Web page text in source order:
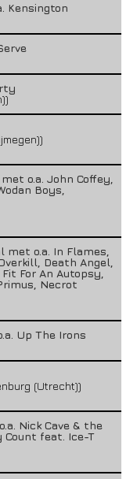
Kensington
o.a. John Coffey,
Boys,
o.a. In Flames,
Death Angel,
For An Autopsy,
Necrot
Up The Irons
(Utrecht))
Nick Cave & the
Count feat. Ice-T